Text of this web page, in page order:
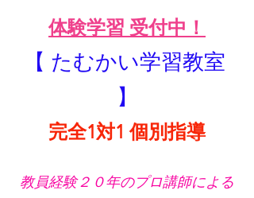
体験学習 受付中！
【 たむかい学習教室
】
完全1対1 個別指導
教員経験２０年のプロ講師による